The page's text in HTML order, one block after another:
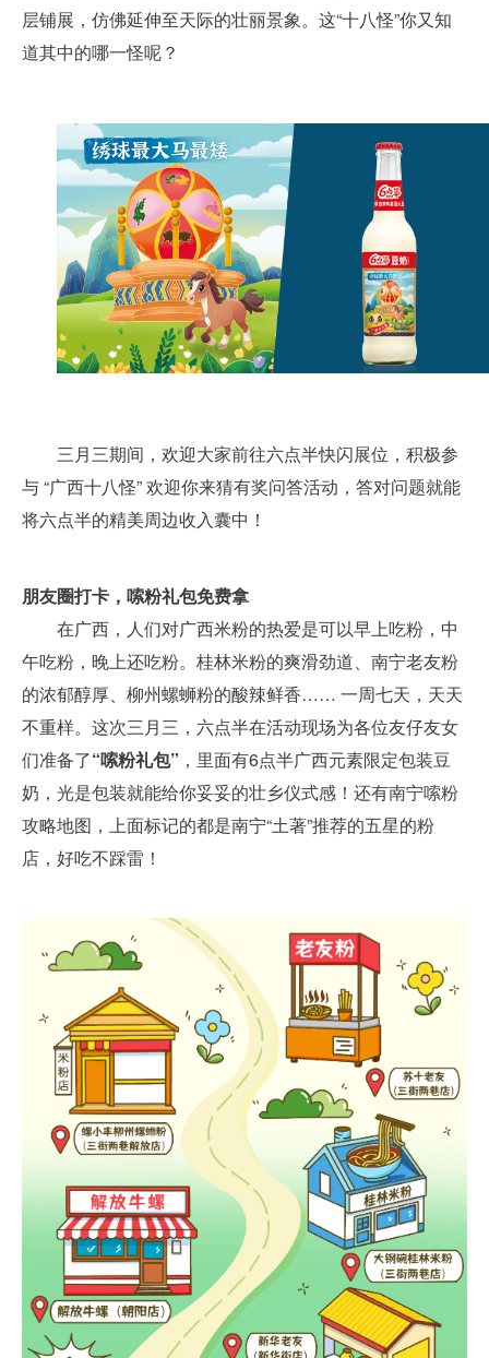
层铺展，仿佛延伸至天际的壮丽景象。这“十八怪”你又知
道其中的哪一怪呢？
三月三期间，欢迎大家前往六点半快闪展位，积极参
与 “广西十八怪” 欢迎你来猜有奖问答活动，答对问题就能
将六点半的精美周边收入囊中！
朋友圈打卡，嗦粉礼包免费拿
在广西，人们对广西米粉的热爱是可以早上吃粉，中
午吃粉，晚上还吃粉。桂林米粉的爽滑劲道、南宁老友粉
的浓郁醇厚、柳州螺蛳粉的酸辣鲜香…… 一周七天，天天
不重样。这次三月三，六点半在活动现场为各位友仔友女
们准备了“嗦粉礼包” ，里面有6点半广西元素限定包装豆
奶，光是包装就能给你妥妥的壮乡仪式感！还有南宁嗦粉
攻略地图，上面标记的都是南宁“土著”推荐的五星的粉
店，好吃不踩雷！